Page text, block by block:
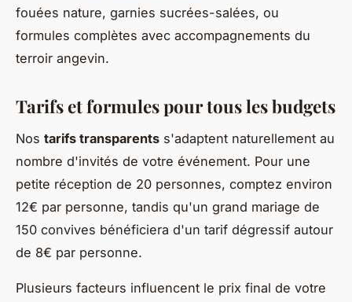
fouées nature, garnies sucrées-salées, ou
formules complètes avec accompagnements du
terroir angevin.
Tarifs et formules pour tous les budgets
Nos tarifs transparents s'adaptent naturellement au
nombre d'invités de votre événement. Pour une
petite réception de 20 personnes, comptez environ
12€ par personne, tandis qu'un grand mariage de
150 convives bénéficiera d'un tarif dégressif autour
de 8€ par personne.
Plusieurs facteurs influencent le prix final de votre